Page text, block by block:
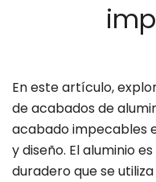
En este artículo,
de acabados de
acabado impecables
y diseño. El aluminio
duradero que se